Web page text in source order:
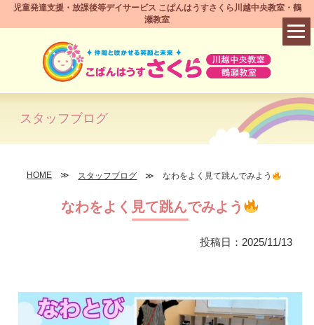
児童発達支援・放課後等デイサービス こぱんはうすさくら川越中央教室・鶴
瀬教室
スタッフブログ
HOME スタッフブログ なわをよく見て跳んでみよう
なわをよく見て跳んでみよう
投稿日：2025/11/13